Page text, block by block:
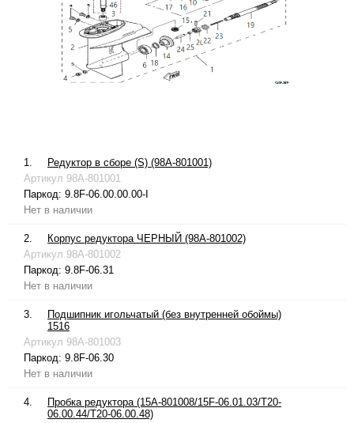
1.
Редуктор в сборе (S) (98A-801001)
Артикул 98A-801001
Паркод: 9.8F-06.00.00.00-I
Нет в наличии
2.
Корпус редуктора ЧЕРНЫЙ (98A-801002)
Артикул 98A-801002
Паркод: 9.8F-06.31
Нет в наличии
3.
Подшипник игольчатый (без внутренней обоймы)
1516
Артикул 98A-801003
Паркод: 9.8F-06.30
Нет в наличии
4.
Пробка редуктора (15A-801008/15F-06.01.03/T20-
06.00.44/T20-06.00.48)